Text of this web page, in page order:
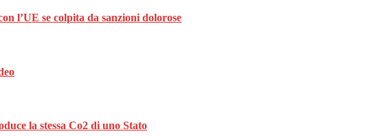
l’UE se colpita da sanzioni dolorose
la stessa Co2 di uno Stato